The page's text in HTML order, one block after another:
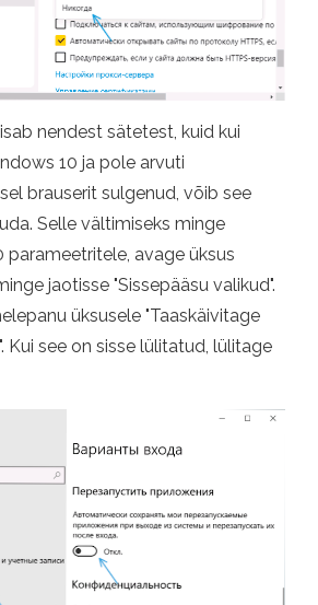
nendest sätetest, kuid kui
10 ja pole arvuti
brauserit sulgenud, võib see
Selle vältimiseks minge
parameetritele, avage üksus
jaotisse "Sissepääsu valikud".
üksusele "Taaskäivitage
Kui see on sisse lülitatud, lülitage